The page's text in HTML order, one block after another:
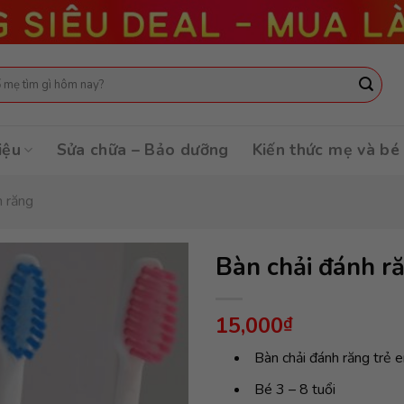
Sửa chữa – Bảo dưỡng Kiến thức mẹ và bé
răng
Bàn chải đánh
15,000₫
Bàn chải đánh răng trẻ
Bé 3 – 8 tuổi